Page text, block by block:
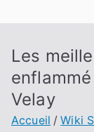
Les
Velay
Accueil
Wiki